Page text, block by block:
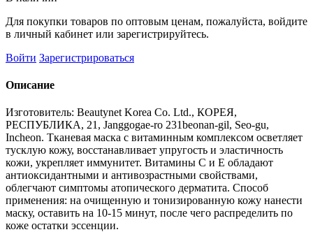
Для покупки товаров по оптовым ценам, пожалуйста, войдите
в личный кабинет или зарегистрируйтесь.
Войти Зарегистрироваться
Описание
Изготовитель: Beautynet Korea Co. Ltd., КОРЕЯ,
РЕСПУБЛИКА, 21, Janggogae-ro 231beonan-gil, Seo-gu,
Incheon. Тканевая маска с витаминным комплексом осветляет
тусклую кожу, восстанавливает упругость и эластичность
кожи, укрепляет иммунитет. Витамины С и Е обладают
антиоксидантными и антивозрастными свойствами,
облегчают симптомы атопического дерматита. Способ
применения: на очищенную и тонизированную кожу нанести
маску, оставить на 10-15 минут, после чего распределить по
коже остатки эссенции.